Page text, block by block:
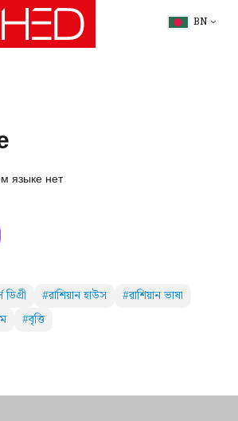
BN
языке нет
ডিগ্রী #রাশিয়ান হাউস
#রাশিয়ান ভাষা
#বৃত্তি